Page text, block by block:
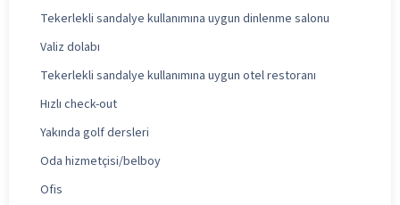
Tekerlekli sandalye kullanımına uygun dinlenme salonu
Valiz dolabı
Tekerlekli sandalye kullanımına uygun otel restoranı
Hızlı check-out
Yakında golf dersleri
Oda hizmetçisi/belboy
Ofis